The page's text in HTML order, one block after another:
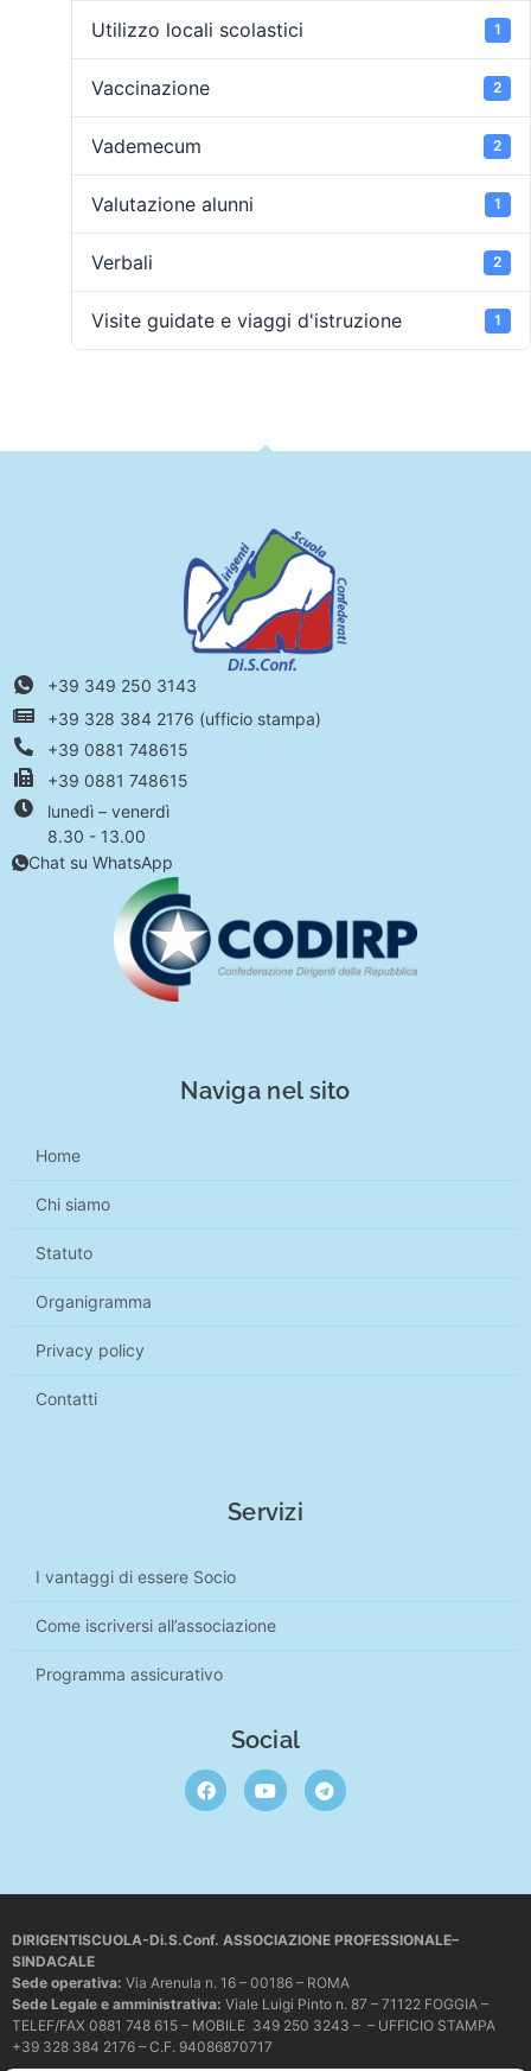
Utilizzo locali scolastici 1
Vaccinazione 2
Vademecum 2
Valutazione alunni 1
Verbali 2
Visite guidate e viaggi d'istruzione 1
+39 349 250 3143
+39 328 384 2176 (ufficio stampa)
+39 0881 748615
+39 0881 748615
lunedì – venerdì
8.30 - 13.00
Chat su WhatsApp
Naviga nel sito
Home
Chi siamo
Statuto
Organigramma
Privacy policy
Contatti
Servizi
I vantaggi di essere Socio
Come iscriversi all’associazione
Programma assicurativo
Social
DIRIGENTISCUOLA-Di.S.Conf. ASSOCIAZIONE PROFESSIONALE–
SINDACALE
Sede operativa: Via Arenula n. 16 – 00186 – ROMA
Sede Legale e amministrativa: Viale Luigi Pinto n. 87 – 71122 FOGGIA –
TELEF/FAX 0881 748 615 – MOBILE 349 250 3243 – – UFFICIO STAMPA
+39 328 384 2176 – C.F. 94086870717